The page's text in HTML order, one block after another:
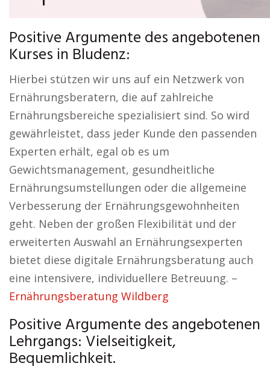
Positive Argumente des angebotenen
Kurses in Bludenz:
Hierbei stützen wir uns auf ein Netzwerk von
Ernährungsberatern, die auf zahlreiche
Ernährungsbereiche spezialisiert sind. So wird
gewährleistet, dass jeder Kunde den passenden
Experten erhält, egal ob es um
Gewichtsmanagement, gesundheitliche
Ernährungsumstellungen oder die allgemeine
Verbesserung der Ernährungsgewohnheiten
geht. Neben der großen Flexibilität und der
erweiterten Auswahl an Ernährungsexperten
bietet diese digitale Ernährungsberatung auch
eine intensivere, individuellere Betreuung. –
Ernährungsberatung Wildberg
Positive Argumente des angebotenen
Lehrgangs: Vielseitigkeit,
Bequemlichkeit.